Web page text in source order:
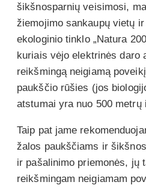
šikšnosparnių veisimosi,
žiemojimo sankaupų vietų
ekologinio tinklo „Natura
kuriais vėjo elektrinės daro
reikšmingą neigiamą
paukščio rūšies (jos
atstumai yra nuo 500 metrų
Taip pat jame
žalos paukščiams ir
ir pašalinimo priemonės, jų
reikšmingam neigiamam